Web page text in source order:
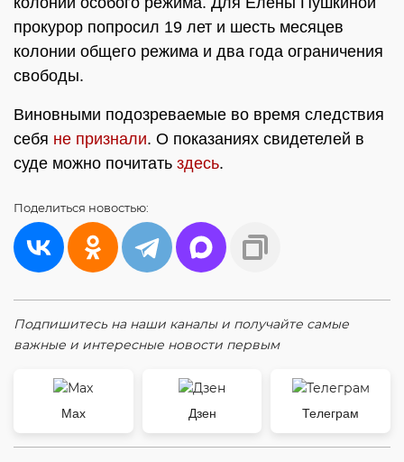
прокурор попросил 19 лет и шесть месяцев
колонии общего режима и два года ограничения
свободы.
Виновными подозреваемые во время следствия
себя не признали. О показаниях свидетелей в
суде можно почитать здесь.
Поделиться новостью:
Подпишитесь на наши каналы и получайте самые
важные и интересные новости первым
Max Дзен Телеграм